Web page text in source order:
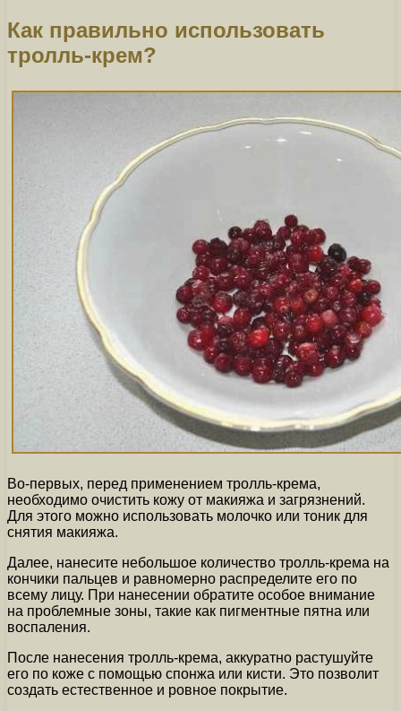
Как правильно использовать
тролль-крем?
Во-первых, перед применением тролль-крема,
необходимо очистить кожу от макияжа и загрязнений.
Для этого можно использовать молочко или тоник для
снятия макияжа.
Далее, нанесите небольшое количество тролль-крема на
кончики пальцев и равномерно распределите его по
всему лицу. При нанесении обратите особое внимание
на проблемные зоны, такие как пигментные пятна или
воспаления.
После нанесения тролль-крема, аккуратно растушуйте
его по коже с помощью спонжа или кисти. Это позволит
создать естественное и ровное покрытие.